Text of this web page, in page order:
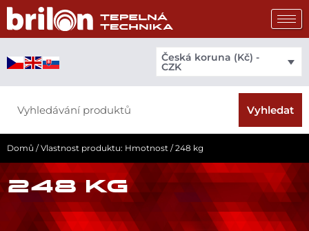
Přeskočit
obsah
Česká koruna (Kč) -
CZK
Vyhledat
Domů / Vlastnost produktu: Hmotnost / 248 kg
248 KG